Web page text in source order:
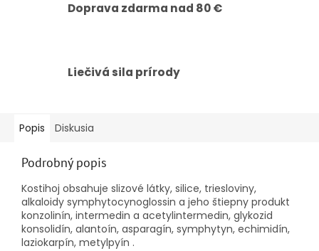
Doprava zdarma nad 80 €
Liečivá sila prírody
Popis Diskusia
Podrobný popis
Kostihoj obsahuje slizové látky, silice, triesloviny,
alkaloidy symphytocynoglossin a jeho štiepny produkt
konzolinín, intermedin a acetylintermedin, glykozid
konsolidín, alantoín, asparagín, symphytyn, echimidín,
laziokarpín, metylpyín .